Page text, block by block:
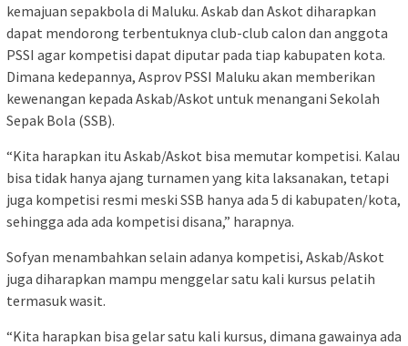
kemajuan sepakbola di Maluku. Askab dan Askot diharapkan
dapat mendorong terbentuknya club-club calon dan anggota
PSSI agar kompetisi dapat diputar pada tiap kabupaten kota.
Dimana kedepannya, Asprov PSSI Maluku akan memberikan
kewenangan kepada Askab/Askot untuk menangani Sekolah
Sepak Bola (SSB).
“Kita harapkan itu Askab/Askot bisa memutar kompetisi. Kalau
bisa tidak hanya ajang turnamen yang kita laksanakan, tetapi
juga kompetisi resmi meski SSB hanya ada 5 di kabupaten/kota,
sehingga ada ada kompetisi disana,” harapnya.
Sofyan menambahkan selain adanya kompetisi, Askab/Askot
juga diharapkan mampu menggelar satu kali kursus pelatih
termasuk wasit.
“Kita harapkan bisa gelar satu kali kursus, dimana gawainya ada